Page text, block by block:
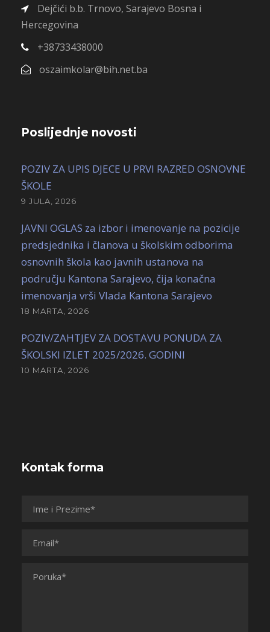
Dejčići b.b. Trnovo, Sarajevo Bosna i
Hercegovina
+38733438000
oszaimkolar@bih.net.ba
Poslijednje novosti
POZIV ZA UPIS DJECE U PRVI RAZRED OSNOVNE
ŠKOLE
9 JULA, 2026
JAVNI OGLAS za izbor i imenovanje na pozicije
predsjednika i članova u školskim odborima
osnovnih škola kao javnih ustanova na
području Kantona Sarajevo, čija konačna
imenovanja vrši Vlada Kantona Sarajevo
18 MARTA, 2026
POZIV/ZAHTJEV ZA DOSTAVU PONUDA ZA
ŠKOLSKI IZLET 2025/2026. GODINI
10 MARTA, 2026
Kontak forma